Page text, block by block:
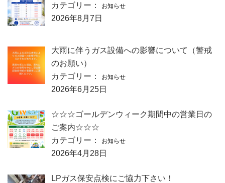
カテゴリー：
お知らせ
2026年8月7日
大雨に伴うガス設備への影響について（警戒
のお願い）
カテゴリー：
お知らせ
2026年6月25日
☆☆☆ゴールデンウィーク期間中の営業日の
ご案内☆☆☆
カテゴリー：
お知らせ
2026年4月28日
LPガス保安点検にご協力下さい！